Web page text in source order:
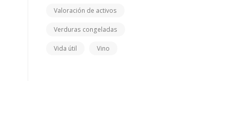
Valoración de activos
Verduras congeladas
Vida útil Vino